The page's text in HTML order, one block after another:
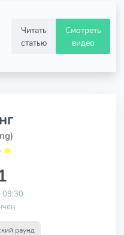
Читать
статью
Смотреть
видео
⬤
09:30
раунд